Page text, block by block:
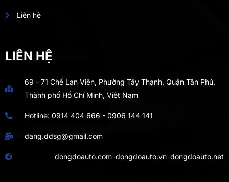
Liên hệ
LIÊN HỆ
69 - 71 Chế Lan Viên, Phường Tây Thạnh, Quận Tân Phú,
Thành phố Hồ Chí Minh, Việt Nam
Hotline: 0914 404 666 - 0906 144 141
dang.ddsg@gmail.com
dongdoauto.com-dongdoauto.vn-dongdoauto.net